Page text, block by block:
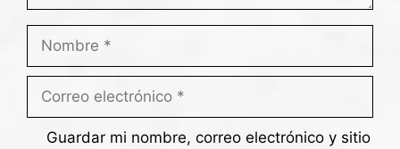
Guardar mi nombre, correo electrónico y sitio